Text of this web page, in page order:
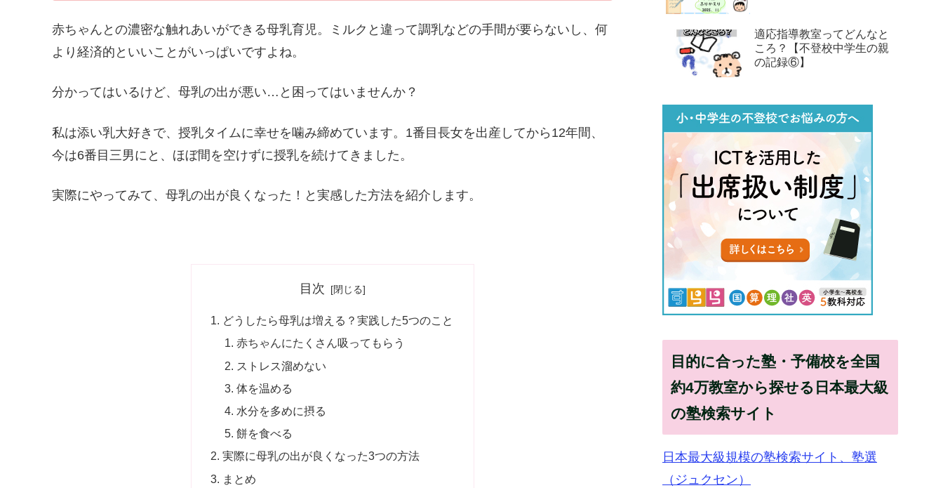
赤ちゃんとの濃密な触れあいができる母乳育児。ミルクと違って調乳などの手間が要らないし、何
より経済的といいことがいっぱいですよね。
分かってはいるけど、母乳の出が悪い…と困ってはいませんか？
私は添い乳大好きで、授乳タイムに幸せを噛み締めています。1番目長女を出産してから12年間、
今は6番目三男にと、ほぼ間を空けずに授乳を続けてきました。
実際にやってみて、母乳の出が良くなった！と実感した方法を紹介します。
目次
どうしたら母乳は増える？実践した5つのこと
赤ちゃんにたくさん吸ってもらう
ストレス溜めない
体を温める
水分を多めに摂る
餅を食べる
実際に母乳の出が良くなった3つの方法
まとめ
適応指導教室ってどんなと
ころ？【不登校中学生の親
の記録⑥】
目的に合った塾・予備校を全国
約4万教室から探せる日本最大級
の塾検索サイト
日本最大級規模の塾検索サイト、塾選
（ジュクセン）